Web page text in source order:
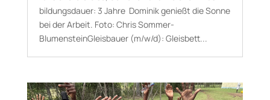
bildungs­dauer: 3 Jahre Dominik genießt die Sonne
bei der Arbeit. Foto: Chris Sommer-
BlumensteinGleisbauer (m/w/d): Gleisbett...